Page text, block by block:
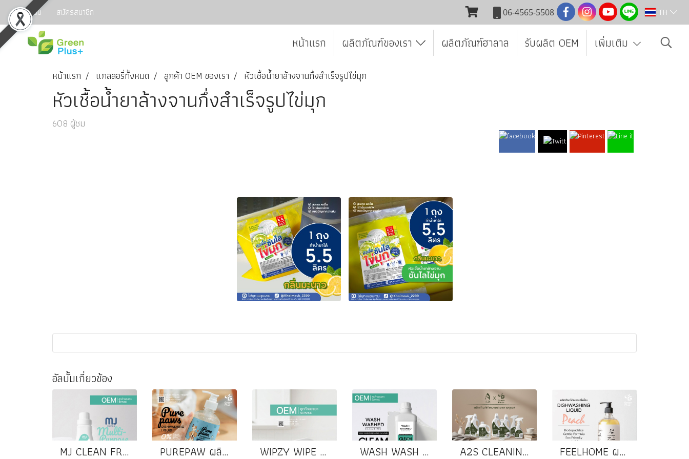
เข้าสู่ระบบ สมัครสมาชิก 06-4565-5508 TH
หน้าแรก ผลิตภัณฑ์ของเรา ผลิตภัณฑ์ฮาลาล รับผลิต OEM เพิ่มเติม
หน้าแรก แกลลอรี่ทั้งหมด ลูกค้า OEM ของเรา หัวเชื้อน้ำยาล้างจานกึ่งสำเร็จรูปไข่มุก
หัวเชื้อน้ำยาล้างจานกึ่งสำเร็จรูปไข่มุก
608 ผู้ชม
อัลบั้มเกี่ยวข้อง
MJ CLEAN FRESH MINT ผลิตภัณฑ์ทำความสะอาดอเนกประสงค์ PUREPAW ผลิตภัณฑ์ล้างจานสำหรับสัตว์เลี้ยง WIPZY WIPE สเปรย์ทำความสะอาดอเนกประสงค์ WASH WASH CLEANING ผลิตภัณฑ์ล้างรถยนต์ A2S CLEANING PRODUCTS FEELHOME ผลิตภัณฑ์ล้างจานสูตรแพลนต์เบส